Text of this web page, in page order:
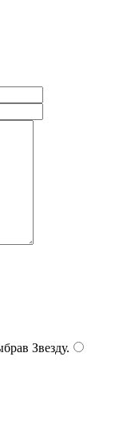
Звезду.